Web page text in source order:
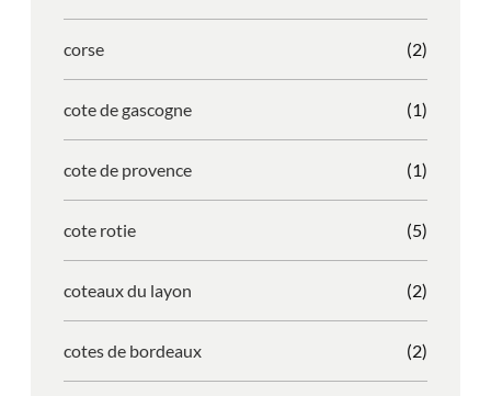
corse (2)
cote de gascogne (1)
cote de provence (1)
cote rotie (5)
coteaux du layon (2)
cotes de bordeaux (2)